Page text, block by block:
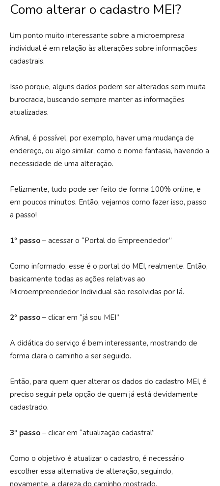
Como alterar o cadastro MEI?
Um ponto muito interessante sobre a microempresa
individual é em relação às alterações sobre informações
cadastrais.
Isso porque, alguns dados podem ser alterados sem muita
burocracia, buscando sempre manter as informações
atualizadas.
Afinal, é possível, por exemplo, haver uma mudança de
endereço, ou algo similar, como o nome fantasia, havendo a
necessidade de uma alteração.
Felizmente, tudo pode ser feito de forma 100% online, e
em poucos minutos. Então, vejamos como fazer isso, passo
a passo!
1º passo – acessar o “Portal do Empreendedor”
Como informado, esse é o portal do MEI, realmente. Então,
basicamente todas as ações relativas ao
Microempreendedor Individual são resolvidas por lá.
2º passo – clicar em “já sou MEI”
A didática do serviço é bem interessante, mostrando de
forma clara o caminho a ser seguido.
Então, para quem quer alterar os dados do cadastro MEI, é
preciso seguir pela opção de quem já está devidamente
cadastrado.
3º passo – clicar em “atualização cadastral”
Como o objetivo é atualizar o cadastro, é necessário
escolher essa alternativa de alteração, seguindo,